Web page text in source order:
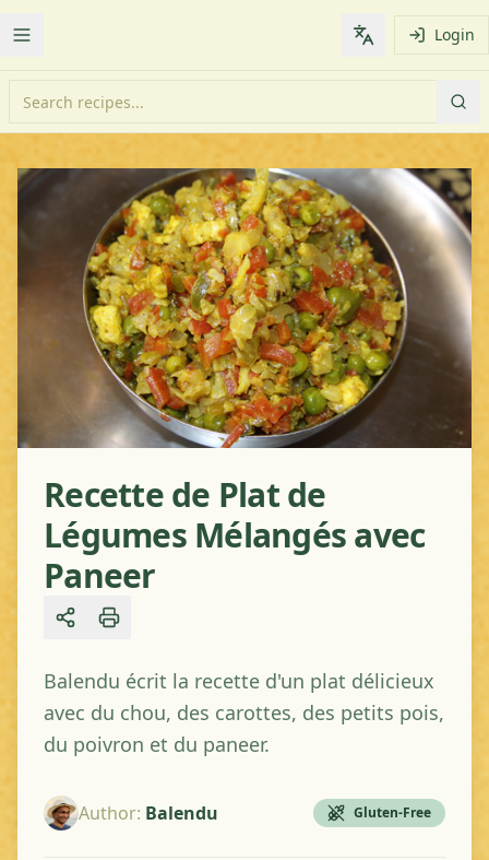
Toggle Menu Change Login
Recette de Plat de
Légumes Mélangés avec
Paneer
Share
Balendu écrit la recette d'un plat délicieux
avec du chou, des carottes, des petits pois,
du poivron et du paneer.
Author: Balendu Gluten-Free